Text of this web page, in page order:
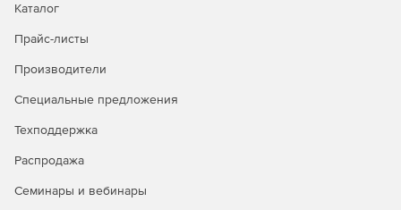
Каталог
Прайс-листы
Производители
Специальные предложения
Техподдержка
Распродажа
Семинары и вебинары